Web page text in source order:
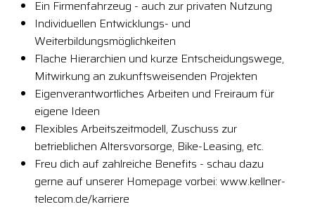
Ein Firmenfahrzeug - auch zur privaten Nutzung
Individuellen Entwicklungs- und
Weiterbildungsmöglichkeiten
Flache Hierarchien und kurze Entscheidungswege,
Mitwirkung an zukunftsweisenden Projekten
Eigenverantwortliches Arbeiten und Freiraum für
eigene Ideen
Flexibles Arbeitszeitmodell, Zuschuss zur
betrieblichen Altersvorsorge, Bike-Leasing, etc.
Freu dich auf zahlreiche Benefits - schau dazu
gerne auf unserer Homepage vorbei: www.kellner-
telecom.de/karriere